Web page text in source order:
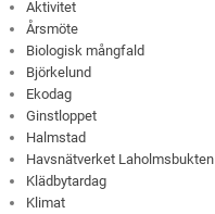
Aktivitet
Årsmöte
Biologisk mångfald
Björkelund
Ekodag
Ginstloppet
Halmstad
Havsnätverket Laholmsbukten
Klädbytardag
Klimat